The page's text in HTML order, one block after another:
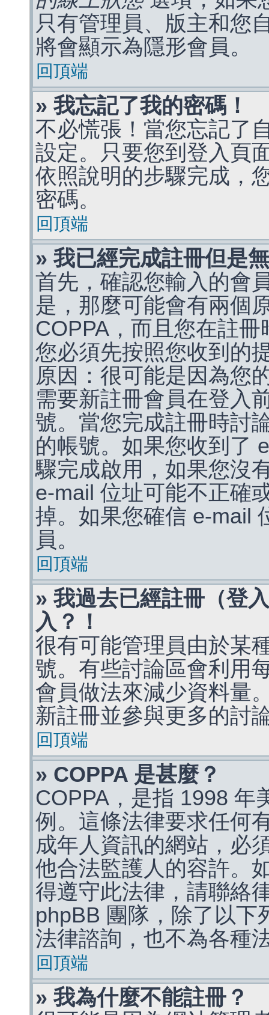
只有管理員、版主和您
將會顯示為隱形會員。
回頂端
» 我忘記了我的密碼！
不必慌張！當您忘記了
設定。只要您到登入頁
依照說明的步驟完成，
密碼。
回頂端
» 我已經完成註冊但是
首先，確認您輸入的會
是，那麼可能會有兩個
COPPA，而且您在註
您必須先按照您收到的
原因：很可能是因為您
需要新註冊會員在登入
號。當您完成註冊時討
的帳號。如果您收到了
驟完成啟用，如果您沒
e-mail 位址可能不正確
掉。如果您確信 e-mail
員。
回頂端
» 我過去已經註冊（登
入？！
很有可能管理員由於某
號。有些討論區會利用
會員做法來減少資料量
新註冊並參與更多的討
回頂端
» COPPA 是甚麼？
COPPA，是指 1998 年
例。這條法律要求任何
成年人資訊的網站，必
他合法監護人的容許。
得遵守此法律，請聯絡
phpBB 團隊，除了以下
法律諮詢，也不為各種
回頂端
» 我為什麼不能註冊？